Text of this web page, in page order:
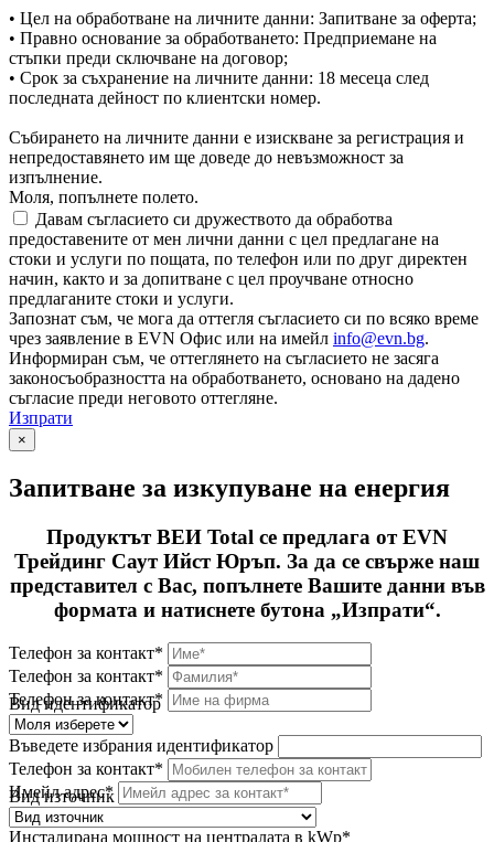
• Цел на обработване на личните данни: Запитване за оферта;
• Правно основание за обработването: Предприемане на
стъпки преди сключване на договор;
• Срок за съхранение на личните данни: 18 месеца след
последната дейност по клиентски номер.
Събирането на личните данни е изискване за регистрация и
непредоставянето им ще доведе до невъзможност за
изпълнение.
Моля, попълнете полето.
Давам съгласието си дружеството да обработва
предоставените от мен лични данни с цел предлагане на
стоки и услуги по пощата, по телефон или по друг директен
начин, както и за допитване с цел проучване относно
предлаганите стоки и услуги.
Запознат съм, че мога да оттегля съгласието си по всяко време
чрез заявление в EVN Офис или на имейл info@evn.bg.
Информиран съм, че оттеглянето на съгласието не засяга
законосъобразността на обработването, основано на дадено
съгласие преди неговото оттегляне.
Изпрати
×
Запитване за изкупуване на енергия
Продуктът ВЕИ Total се предлага от EVN
Трейдинг Саут Ийст Юръп. За да се свърже наш
представител с Вас, попълнете Вашите данни във
формата и натиснете бутона „Изпрати“.
Телефон за контакт*
Телефон за контакт*
Телефон за контакт*
Вид идентификатор
Въведете избрания идентификатор
Телефон за контакт*
Имейл адрес*
Вид източник
Инсталирана мощност на централата в kWp*